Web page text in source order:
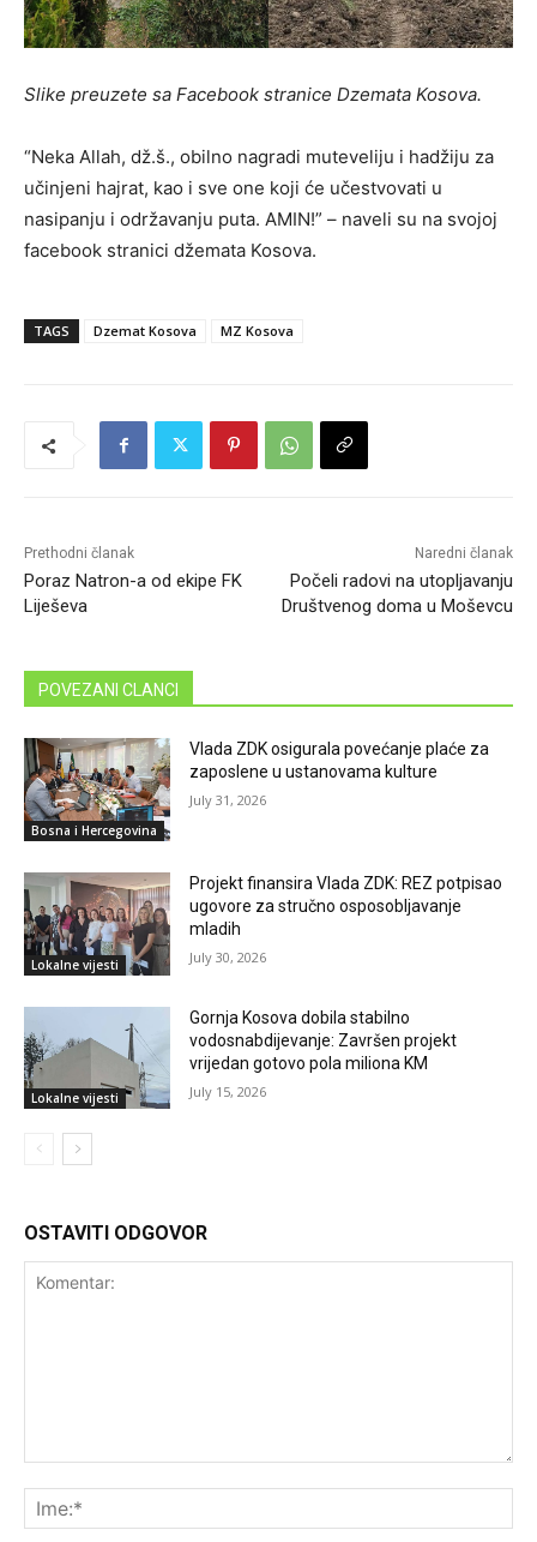
Slike preuzete sa Facebook stranice Dzemata Kosova.
“Neka Allah, dž.š., obilno nagradi muteveliju i hadžiju za
učinjeni hajrat, kao i sve one koji će učestvovati u
nasipanju i održavanju puta. AMIN!” – naveli su na svojoj
facebook stranici džemata Kosova.
TAGS Dzemat Kosova MZ Kosova
Prethodni članak
Poraz Natron-a od ekipe FK
Liješeva
Naredni članak
Počeli radovi na utopljavanju
Društvenog doma u Moševcu
POVEZANI CLANCI
Bosna i Hercegovina
Vlada ZDK osigurala povećanje plaće za
zaposlene u ustanovama kulture
July 31, 2026
Lokalne vijesti
Projekt finansira Vlada ZDK: REZ potpisao
ugovore za stručno osposobljavanje
mladih
July 30, 2026
Lokalne vijesti
Gornja Kosova dobila stabilno
vodosnabdijevanje: Završen projekt
vrijedan gotovo pola miliona KM
July 15, 2026
OSTAVITI ODGOVOR